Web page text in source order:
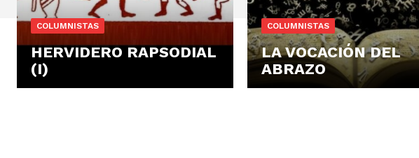
COLUMNISTAS
HERVIDERO RAPSODIAL
(I)
COLUMNISTAS
LA VOCACIÓN DEL
ABRAZO